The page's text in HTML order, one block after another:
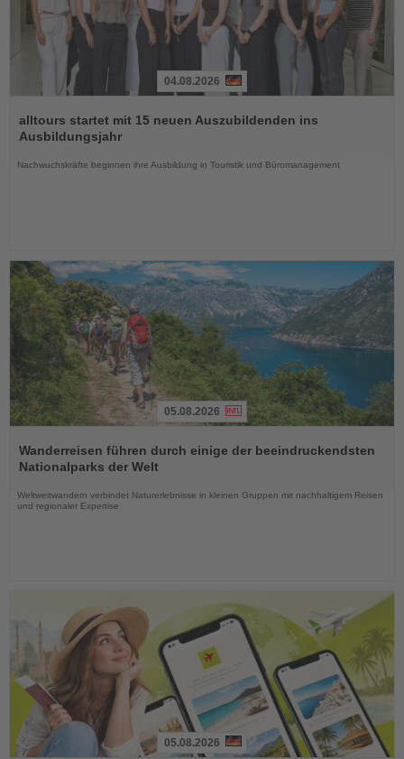
Sie
die
04.08.2026
alltours startet mit 15 neuen Auszubildenden ins
Ausbildungsjahr
Nachwuchskräfte beginnen ihre Ausbildung in Touristik und Büromanagement
Sie
die
Nachrichten
05.08.2026
Wanderreisen führen durch einige der beeindruckendsten
Nationalparks der Welt
Weltweitwandern verbindet Naturerlebnisse in kleinen Gruppen mit nachhaltigem Reisen
und regionaler Expertise
05.08.2026